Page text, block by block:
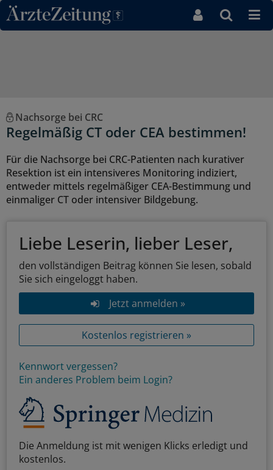
Direkt zum Inhaltsbereich
Nachsorge bei CRC
Regelmäßig CT oder CEA bestimmen!
Für die Nachsorge bei CRC-Patienten nach kurativer
Resektion ist ein intensiveres Monitoring indiziert,
entweder mittels regelmäßiger CEA-Bestimmung und
einmaliger CT oder intensiver Bildgebung.
Liebe Leserin, lieber Leser,
den vollständigen Beitrag können Sie lesen, sobald
Sie sich eingeloggt haben.
Jetzt anmelden »
Kostenlos registrieren »
Kennwort vergessen?
Ein anderes Problem beim Login?
Die Anmeldung ist mit wenigen Klicks erledigt und
kostenlos.